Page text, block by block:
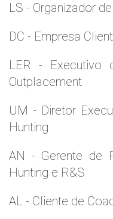
LS - Organizador
DC - Empresa
LER - Executivo
Outplacement
UM - Diretor
Hunting
AN - Gerente de
Hunting e R&S
AL - Cliente de